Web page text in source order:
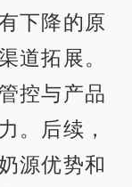
下降的原
道拓展。
控与产品
。后续，
源优势和